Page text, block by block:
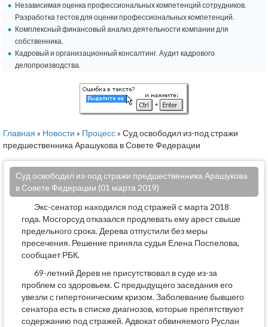
Независимая оценка профессиональных компетенций сотрудников.
Разработка тестов для оценки профессиональных компетенций.
Комплексный финансовый анализ деятельности компании для
собственника.
Кадровый и организационный консалтинг. Аудит кадрового
делопроизводства.
Главная » Новости » Процесс» Суд освободил из-под стражи
предшественника Арашукова в Совете Федерации
Суд освободил из-под стражи предшественника Арашукова
в Совете Федерации (01 марта 2019)
Экс-сенатор находился под стражей с марта 2018
года. Мосгорсуд отказался продлевать ему арест свыше
предельного срока. Дерева отпустили без меры
пресечения. Решение приняла судья Елена Поспелова,
сообщает РБК.
69-летний Дерев не присутствовал в суде из-за
проблем со здоровьем. С предыдущего заседания его
увезли с гипертоническим кризом. Заболевание бывшего
сенатора есть в списке диагнозов, которые препятствуют
содержанию под стражей. Адвокат обвиняемого Руслан